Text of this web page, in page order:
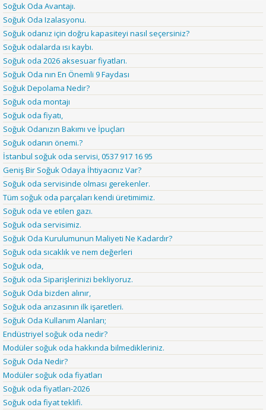
Soğuk Oda Avantajı.
Soğuk Oda Izalasyonu.
Soğuk odanız için doğru kapasiteyi nasıl seçersiniz?
Soğuk odalarda ısı kaybı.
Soğuk oda 2026 aksesuar fiyatları.
Soğuk Oda nın En Önemli 9 Faydası
Soğuk Depolama Nedir?
Soğuk oda montajı
Soğuk oda fiyatı,
Soğuk Odanızın Bakımı ve İpuçları
Soğuk odanın önemi.?
İstanbul soğuk oda servisi, 0537 917 16 95
Geniş Bir Soğuk Odaya İhtiyacınız Var?
Soğuk oda servisinde olması gerekenler.
Tüm soğuk oda parçaları kendi üretimimiz.
Soğuk oda ve etilen gazı.
Soğuk oda servisimiz.
Soğuk Oda Kurulumunun Maliyeti Ne Kadardır?
Soğuk oda sıcaklık ve nem değerleri
Soğuk oda,
Soğuk oda Siparişlerinizi bekliyoruz.
Soğuk Oda bizden alınır,
Soğuk oda arızasının ilk işaretleri.
Soğuk Oda Kullanım Alanları;
Endüstriyel soğuk oda nedir?
Modüler soğuk oda hakkında bilmedikleriniz.
Soğuk Oda Nedir?
Modüler soğuk oda fiyatları
Soğuk oda fiyatları-2026
Soğuk oda fiyat teklifi.